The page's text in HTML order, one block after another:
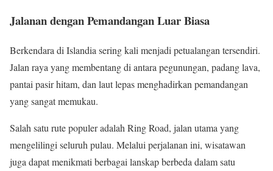
Jalanan dengan Pemandangan Luar Biasa
Berkendara di Islandia sering kali menjadi petualangan tersendiri.
Jalan raya yang membentang di antara pegunungan, padang lava,
pantai pasir hitam, dan laut lepas menghadirkan pemandangan
yang sangat memukau.
Salah satu rute populer adalah Ring Road, jalan utama yang
mengelilingi seluruh pulau. Melalui perjalanan ini, wisatawan
juga dapat menikmati berbagai lanskap berbeda dalam satu